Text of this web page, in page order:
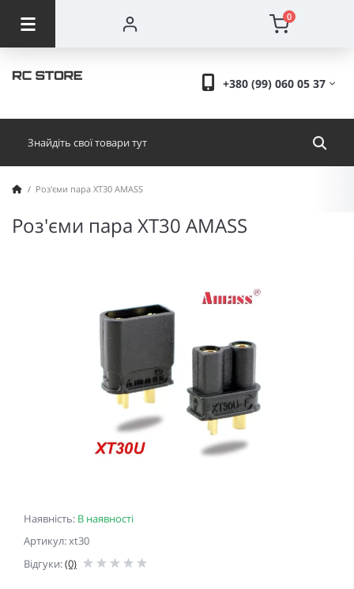
0
+380 (99) 060 05 37
Роз'єми пара XT30 AMASS
Роз'єми пара XT30 AMASS
Наявність: В наявності
Артикул: xt30
Відгуки:(0)